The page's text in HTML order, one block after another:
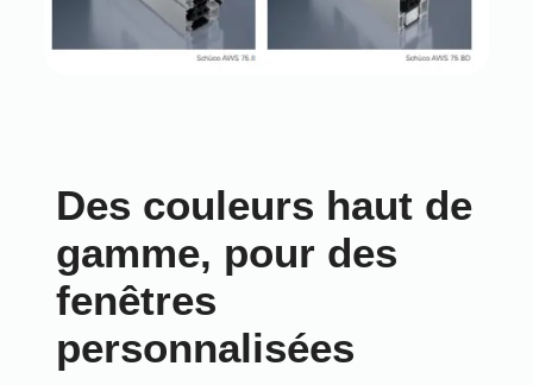
Des couleurs haut de
gamme, pour des
fenêtres
personnalisées